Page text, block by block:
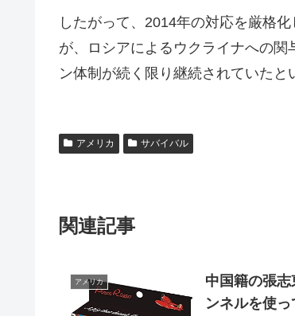
したがって、2014年の対応を厳格
が、ロシアによるウクライナへの
ン体制が続く限り継続されていたと
アメリカ サバイバル
関連記事
アメリカ
中国籍の張
ンネルを使っ